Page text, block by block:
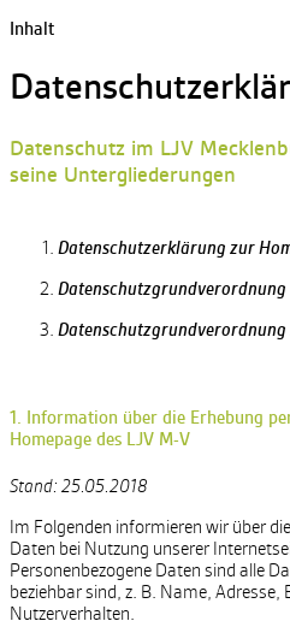
Inhalt
Datenschutz im LJV
seine Untergliederungen
Datenschutzerklärung zur
Datenschutzgrundverordnung
1. Information über die Erhebung
Homepage des LJV M-V
Stand: 25.05.2018
Im Folgenden informieren wir über
Daten bei Nutzung unserer
Personenbezogene Daten sind alle
beziehbar sind, z. B. Name, Adresse,
Nutzerverhalten.